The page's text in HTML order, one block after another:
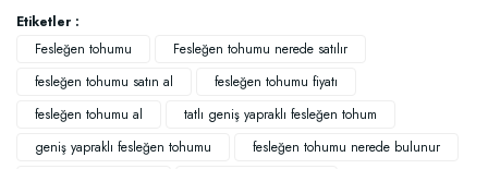
Etiketler :
Fesleğen tohumu
Fesleğen tohumu nerede satılır
fesleğen tohumu satın al
fesleğen tohumu fiyatı
fesleğen tohumu al
tatlı geniş yapraklı fesleğen tohum
geniş yapraklı fesleğen tohumu
fesleğen tohumu nerede bulunur